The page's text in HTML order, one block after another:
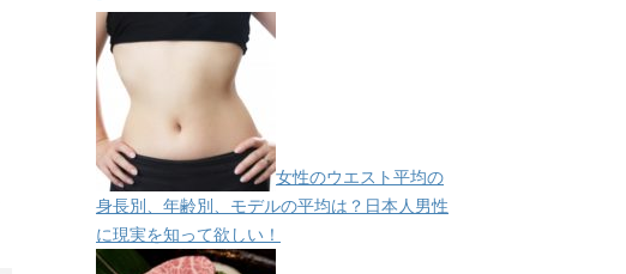
女性のウエスト平均の
身長別、年齢別、モデルの平均は？日本人男性
に現実を知って欲しい！